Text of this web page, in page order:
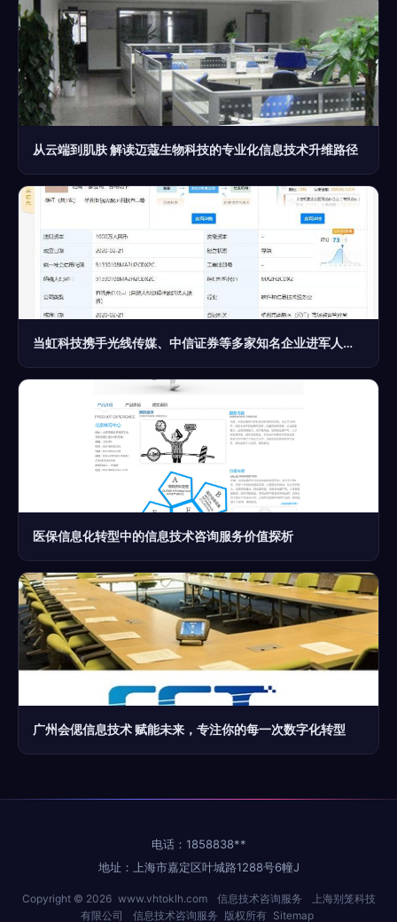
从云端到肌肤 解读迈蔻生物科技的专业化信息技术升维路径
当虹科技携手光线传媒、中信证券等多家知名企业进军人工智能领域，斥资成立信息技术咨询新公司
医保信息化转型中的信息技术咨询服务价值探析
广州会偲信息技术 赋能未来，专注你的每一次数字化转型
电话：1858838**
地址：上海市嘉定区叶城路1288号6幢J
Copyright © 2026 www.vhtoklh.com 信息技术咨询服务
上海别笼科技
有限公司
信息技术咨询服务 版权所有 Sitemap